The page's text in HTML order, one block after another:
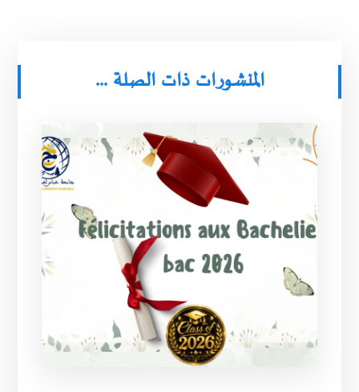
المنشورات ذات الصلة ...